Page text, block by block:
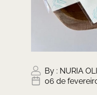
By : NURIA
06 de